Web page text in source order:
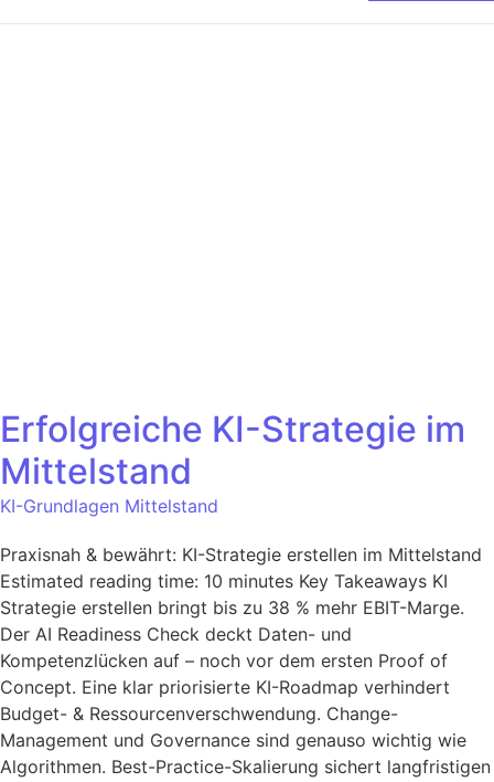
Erfolgreiche KI-Strategie im
Mittelstand
KI-Grundlagen Mittelstand
Praxisnah & bewährt: KI-Strategie erstellen im Mittelstand
Estimated reading time: 10 minutes Key Takeaways KI
Strategie erstellen bringt bis zu 38 % mehr EBIT-Marge.
Der AI Readiness Check deckt Daten- und
Kompetenzlücken auf – noch vor dem ersten Proof of
Concept. Eine klar priorisierte KI-Roadmap verhindert
Budget- & Ressourcenverschwendung. Change-
Management und Governance sind genauso wichtig wie
Algorithmen. Best-Practice-Skalierung sichert langfristigen